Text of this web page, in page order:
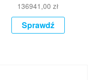
136941,00zł
Sprawdź